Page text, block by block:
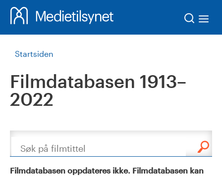
Startsiden
Filmdatabasen 1913–
2022
Søk
Filmdatabasen oppdateres ikke. Filmdatabasen kan